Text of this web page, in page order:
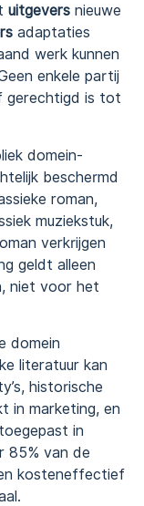
uitgevers nieuwe
adaptaties
werk kunnen
enkele partij
gerechtigd is tot
domein-
beschermd
roman,
muziekstuk,
verkrijgen
geldt alleen
niet voor het
domein
literatuur kan
historische
in marketing, en
in
85% van de
kosteneffectief